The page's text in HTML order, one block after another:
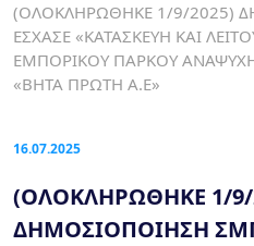
(ΟΛΟΚΛΗΡΩΘΗΚΕ 1/9/2025)
ΕΣΧΑΣΕ «ΚΑΤΑΣΚΕΥΗ ΚΑΙ
ΕΜΠΟΡΙΚΟΥ ΠΑΡΚΟΥ
«ΒΗΤΑ ΠΡΩΤΗ Α.Ε»
16.07.2025
(ΟΛΟΚΛΗΡΩΘΗΚΕ 1/9/
ΔΗΜΟΣΙΟΠΟΙΗΣΗ